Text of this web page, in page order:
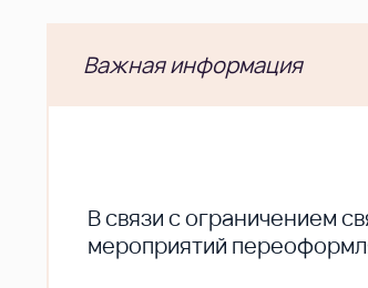
Важная информация
В cвязи с ограничением
мероприятий